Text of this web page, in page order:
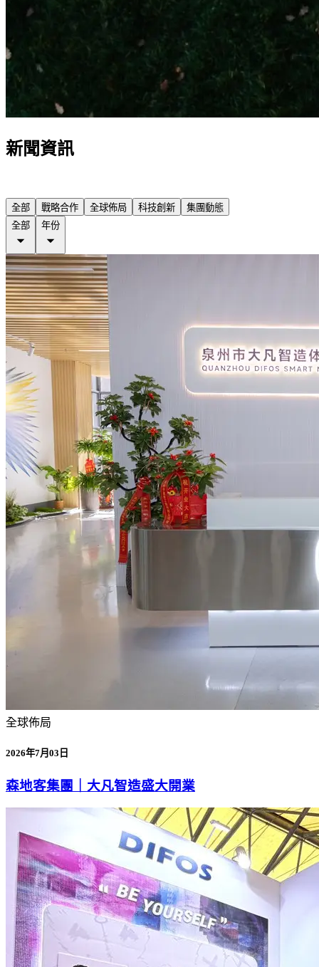
新聞資訊
全部 戰略合作 全球佈局 科技創新
集團動態
全部
年份
全球佈局
2026年7月03日
森地客集團｜大凡智造盛大開業